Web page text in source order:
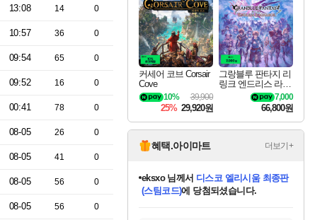
13:08 14 0
10:57 36 0
09:54 65 0
09:52 16 0
00:41 78 0
08-05 26 0
08-05 41 0
08-05 56 0
08-05 56 0
커세어 코브 Corsair
Cove
39,900
10%
25% 29,920원
그랑블루 판타지 리
링크 엔드리스 라그
나로크 Granblue Fa
ntasy Relink Endless
7,000
66,800원
혜택.아이마트 더보기+
eksxo님께서 디스코 엘리시움 최종판
(스팀코드)에 당첨되셨습니다.